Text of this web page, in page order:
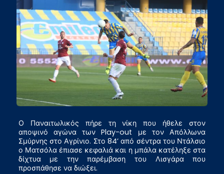
Ο Παναιτωλικός πήρε τη νίκη που ήθελε στον
αποψινό αγώνα των Play-out με τον Απόλλωνα
Σμύρνης στο Αγρίνιο. Στο 84’ από σέντρα του Ντάλσιο
ο Ματσόλα έπιασε κεφαλιά και η μπάλα κατέληξε στα
δίχτυα με την παρέμβαση του Λισγάρα που
προσπάθησε να διώξει.